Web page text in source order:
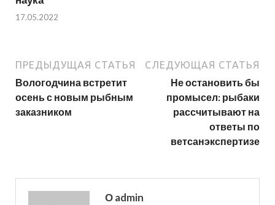
17.05.2022
ПРЕДЫДУЩАЯ СТАТЬЯ
Вологодчина встретит
осень с новым рыбным
заказником
СЛЕДУЮЩАЯ СТАТЬЯ
Не остановить бы
промысел: рыбаки
рассчитывают на
ответы по
ветсанэкспертизе
О admin